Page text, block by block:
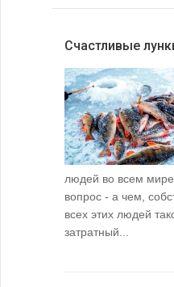
Счастливые
людей во всем
вопрос - а чем,
всех этих людей
затратный...